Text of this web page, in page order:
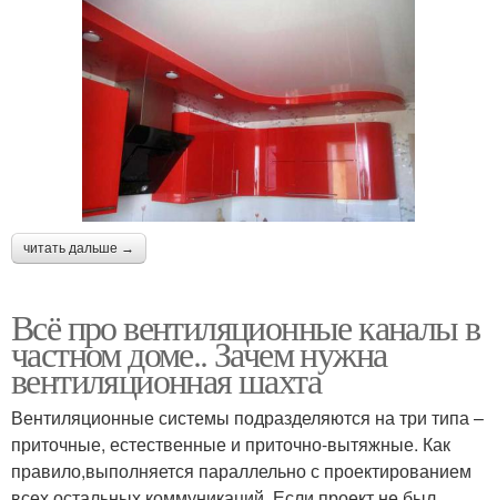
читать дальше →
Всё про вентиляционные каналы в
частном доме.. Зачем нужна
вентиляционная шахта
Вентиляционные системы подразделяются на три типа –
приточные, естественные и приточно-вытяжные. Как
правило,выполняется параллельно с проектированием